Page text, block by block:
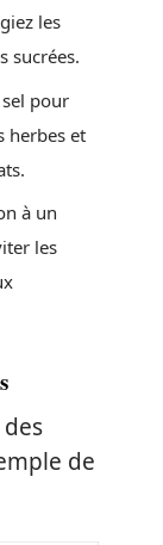
les
sucrées.
pour
herbes et
à un
les
de